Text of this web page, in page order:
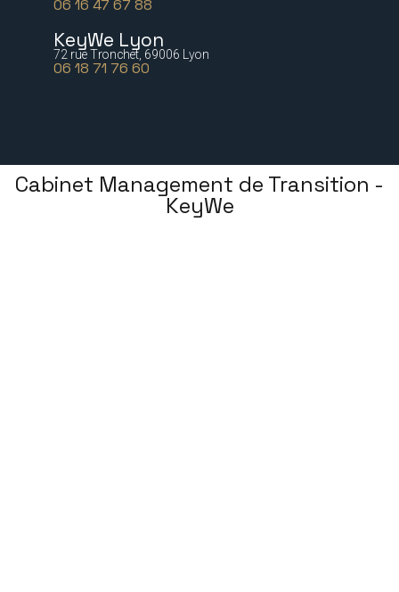
06 16 47 67 88
KeyWe Lyon
72 rue Tronchet, 69006 Lyon
06 18 71 76 60
Cabinet Management de Transition -
KeyWe